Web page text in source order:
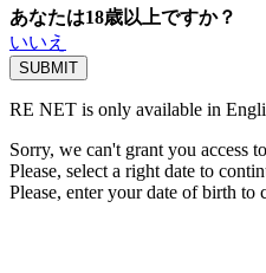
あなたは18歳以上ですか？
いいえ
RE NET is only available in
Sorry, we can't grant you access
Please, select a right date to
Please, enter your date of birth to